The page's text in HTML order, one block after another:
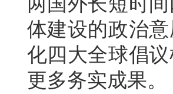
体建设的政治
化四大全球倡
更多务实成果。